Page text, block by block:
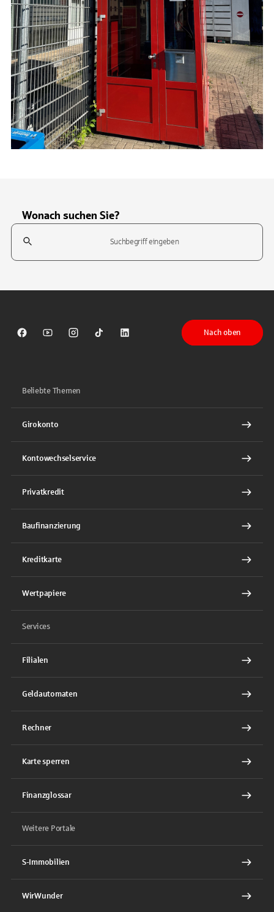
Wonach suchen Sie?
Suchfeld
Sparkasse auf Facebook
Sparkasse auf Youtube
Sparkasse auf Instagram
Sparkasse auf TikTok
Sparkasse auf LinkedIn
Nach oben
Beliebte Themen
Girokonto
Kontowechselservice
Privatkredit
Baufinanzierung
Kreditkarte
Wertpapiere
Services
Filialen
Geldautomaten
Rechner
Karte sperren
Finanzglossar
Weitere Portale
S-Immobilien
WirWunder